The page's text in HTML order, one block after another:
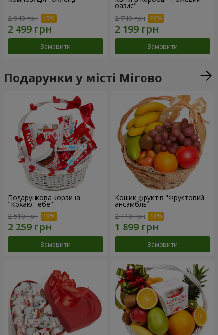
2 940 грн
Замовити
оазис"
2 749 грн
Замовити
Подарунки у місті Мігово
Подарункова корзина
"Кохаю тебе"
2 510 грн
Замовити
Кошик фруктів "Фруктовий
ансамбль"
2 110 грн
Замовити